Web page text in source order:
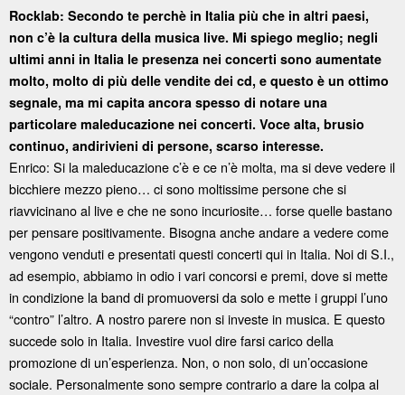
Rocklab: Secondo te perchè in Italia più che in altri paesi,
non c’è la cultura della musica live. Mi spiego meglio; negli
ultimi anni in Italia le presenza nei concerti sono aumentate
molto, molto di più delle vendite dei cd, e questo è un ottimo
segnale, ma mi capita ancora spesso di notare una
particolare maleducazione nei concerti. Voce alta, brusio
continuo, andirivieni di persone, scarso interesse.
Enrico: Si la maleducazione c’è e ce n’è molta, ma si deve vedere il
bicchiere mezzo pieno… ci sono moltissime persone che si
riavvicinano al live e che ne sono incuriosite… forse quelle bastano
per pensare positivamente. Bisogna anche andare a vedere come
vengono venduti e presentati questi concerti qui in Italia. Noi di S.I.,
ad esempio, abbiamo in odio i vari concorsi e premi, dove si mette
in condizione la band di promuoversi da solo e mette i gruppi l’uno
“contro” l’altro. A nostro parere non si investe in musica. E questo
succede solo in Italia. Investire vuol dire farsi carico della
promozione di un’esperienza. Non, o non solo, di un’occasione
sociale. Personalmente sono sempre contrario a dare la colpa al